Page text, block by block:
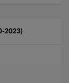
2023)